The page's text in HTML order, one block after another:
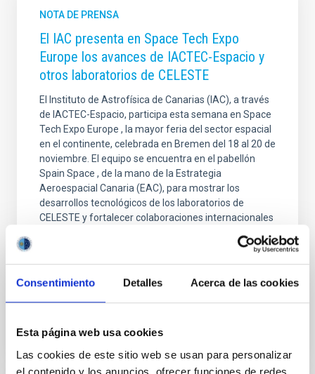
Consentimiento Detalles Acerca de las cookies
Esta página web usa cookies
Las cookies de este sitio web se usan para personalizar
el contenido y los anuncios, ofrecer funciones de redes
NOTA DE PRENSA
El IAC presenta en Space Tech Expo
Europe los avances de IACTEC-Espacio y
otros laboratorios de CELESTE
El Instituto de Astrofísica de Canarias (IAC), a través
de IACTEC-Espacio, participa esta semana en Space
Tech Expo Europe , la mayor feria del sector espacial
en el continente, celebrada en Bremen del 18 al 20 de
noviembre. El equipo se encuentra en el pabellón
Spain Space , de la mano de la Estrategia
Aeroespacial Canaria (EAC), para mostrar los
desarrollos tecnológicos de los laboratorios de
CELESTE y fortalecer colaboraciones internacionales
Astrofísica de Canarias (IAC) participa un año más en
Space Tech Expo Europe , el evento de
Fecha de publicación 20/11/2025 - 17:51:42